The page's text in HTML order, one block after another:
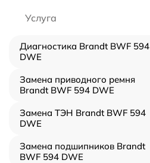
Услуга
Диагностика Brandt BWF 594
DWE
Замена приводного ремня
Brandt BWF 594 DWE
Замена ТЭН Brandt BWF 594
DWE
Замена подшипников Brandt
BWF 594 DWE